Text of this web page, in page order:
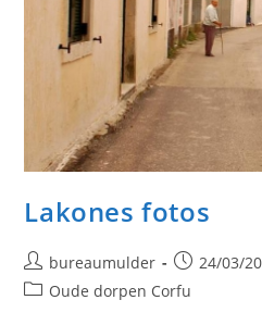
Lakones fotos
Bericht
auteur:
bureaumulder
Bericht
gepubliceerd
24/03/
Berichtcategorie:
Oude dorpen Corfu